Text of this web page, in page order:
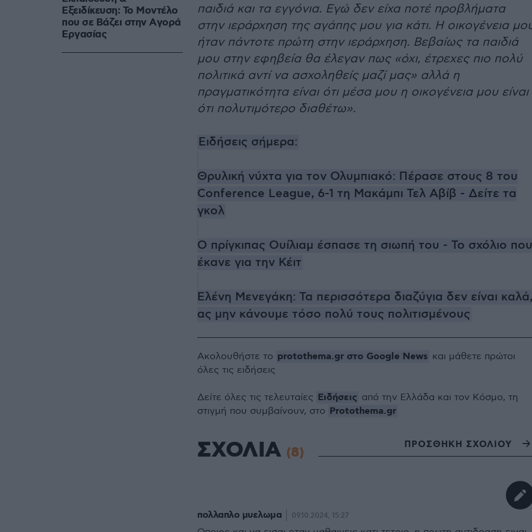
παιδιά και τα εγγόνια. Εγώ δεν είχα ποτέ προβλήματα
στην ιεράρχηση της αγάπης μου για κάτι. Η οικογένεια
ήταν πάντοτε πρώτη στην ιεράρχηση. Βεβαίως τα παιδιά
μου στην εφηβεία θα έλεγαν πως «όχι, έτρεχες πιο πολύ
πολιτικά αντί να ασχοληθείς μαζί μας» αλλά η
πραγματικότητα είναι ότι μέσα μου η οικογένεια μου είναι
ότι πολυτιμότερο διαθέτω».
Ειδήσεις σήμερα:
Θρυλική νύχτα για τον Ολυμπιακό: Πέρασε στους 8 του
Conference League, 6-1 τη Μακάμπι Τελ Αβίβ - Δείτε τα
γκολ
Ο πρίγκιπας Ουίλιαμ έσπασε τη σιωπή του - Το σχόλιο που
έκανε για την Κέιτ
Ελένη Μενεγάκη: Τα περισσότερα διαζύγια δεν είναι καλά,
ας μην κάνουμε τόσο πολύ τους πολιτισμένους
Εξειδίκευση: Το Mοντέλο
που σε Bάζει στην Aγορά
Eργασίας
Ακολουθήστε το protothema.gr στο Google News και μάθετε πρώτοι
όλες τις ειδήσεις
Δείτε όλες τις τελευταίες Ειδήσεις από την Ελλάδα και τον Κόσμο, τη
στιγμή που συμβαίνουν, στο Protothema.gr
ΣΧΟΛΙΑ (8) ΠΡΟΣΘΗΚΗ ΣΧΟΛΙΟΥ
πολλαπλο μυελωμα 09.10.2024, 15:27